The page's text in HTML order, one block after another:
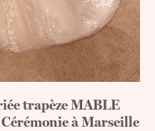
trapèze MABLE
à Marseille